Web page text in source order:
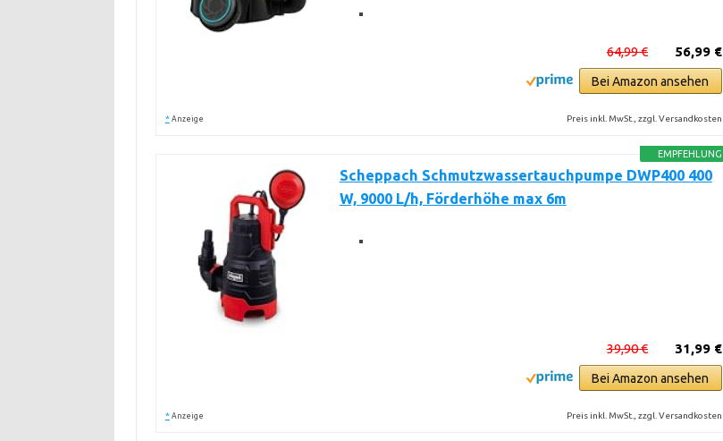
56,99 €
64,99 €
Bei Amazon ansehen
* Anzeige Preis inkl. MwSt., zzgl. Versandkosten
EMPFEHLUNG
Scheppach Schmutzwassertauchpumpe DWP400 400
W, 9000 L/h, Förderhöhe max 6m
31,99 €
39,90 €
Bei Amazon ansehen
* Anzeige Preis inkl. MwSt., zzgl. Versandkosten